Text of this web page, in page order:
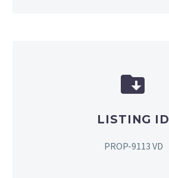


LISTING ID
PROP-9113 VD